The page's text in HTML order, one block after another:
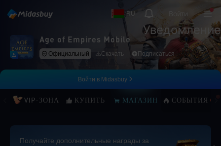
RU
Уведомление
Войти
Age of Empires Mobile
Официальный Скачать Подписаться
Войти в Midasbuy
VIP-ЗОНА КУПИТЬ МАГАЗИН СОБЫТИЯ
Получайте дополнительные награды за